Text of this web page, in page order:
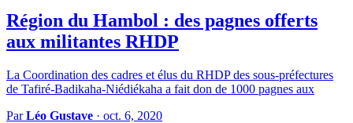
Région du Hambol : des pagnes offerts
aux militantes RHDP
La Coordination des cadres et élus du RHDP des sous-préfectures
de Tafiré-Badikaha-Niédiékaha a fait don de 1000 pagnes aux
ParLéo Gustave · oct. 6, 2020